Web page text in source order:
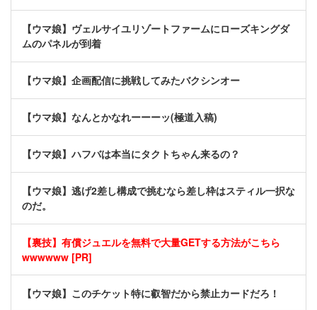
【ウマ娘】ヴェルサイユリゾートファームにローズキングダ
ムのパネルが到着
【ウマ娘】企画配信に挑戦してみたバクシンオー
【ウマ娘】なんとかなれーーーッ(極道入稿)
【ウマ娘】ハフバは本当にタクトちゃん来るの？
【ウマ娘】逃げ2差し構成で挑むなら差し枠はスティル一択な
のだ。
【裏技】有償ジュエルを無料で大量GETする方法がこちら
wwwwww [PR]
【ウマ娘】このチケット特に叡智だから禁止カードだろ！